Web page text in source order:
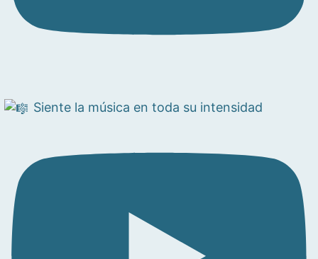
Siente la música en toda su intensidad